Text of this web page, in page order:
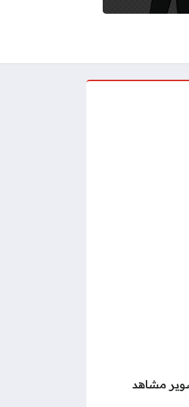
للعام 2020 بسبب عدم إكتمال تصوير مشاهد